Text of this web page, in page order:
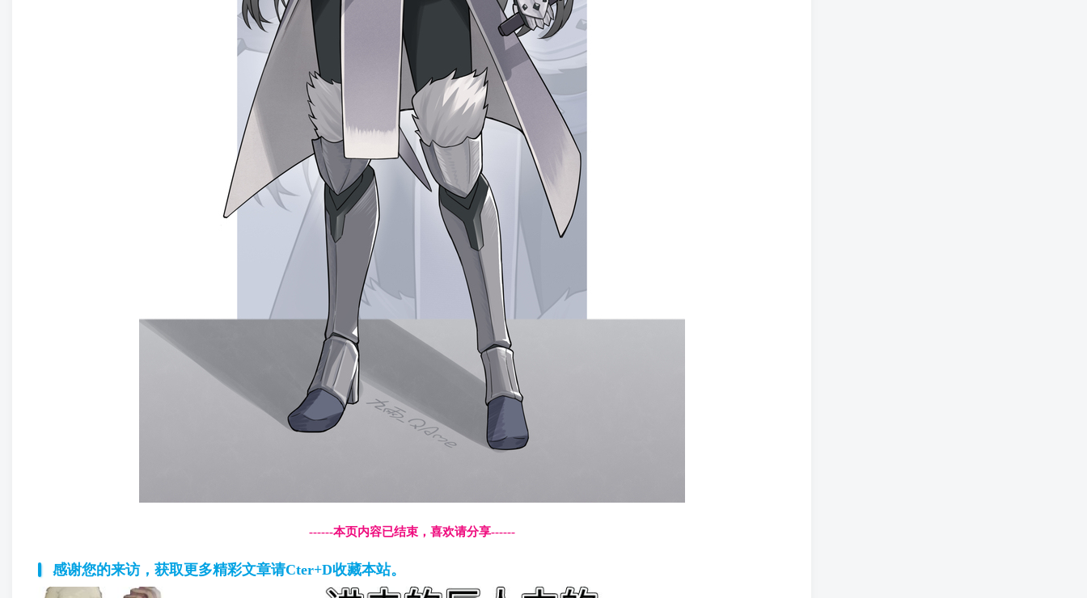
------本页内容已结束，喜欢请分享------
感谢您的来访，获取更多精彩文章请Cter+D收藏本站。